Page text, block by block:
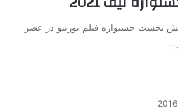
نخست جشنواره فیلم تورنتو در عصر